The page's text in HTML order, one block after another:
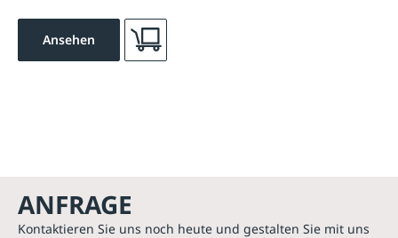
Ansehen
ANFRAGE
Kontaktieren Sie uns noch heute und gestalten Sie mit uns